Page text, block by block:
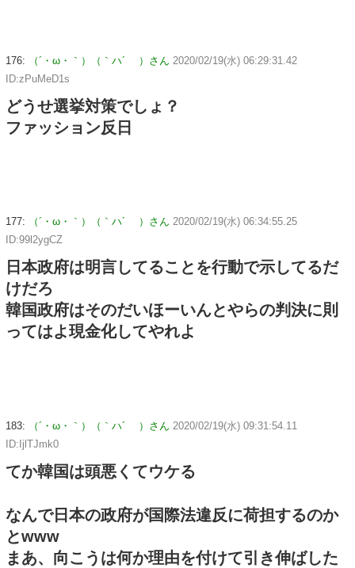
176: （´・ω・｀）（｀ハ´ ）さん 2020/02/19(水) 06:29:31.42
ID:zPuMeD1s
どうせ選挙対策でしょ？
ファッション反日
177: （´・ω・｀）（｀ハ´ ）さん 2020/02/19(水) 06:34:55.25
ID:99l2ygCZ
日本政府は明言してることを行動で示してるだ
けだろ
韓国政府はそのだいほーいんとやらの判決に則
ってはよ現金化してやれよ
183: （´・ω・｀）（｀ハ´ ）さん 2020/02/19(水) 09:31:54.11
ID:IjlTJmk0
てか韓国は頭悪くてウケる
なんで日本の政府が国際法違反に荷担するのか
とwww
まあ、向こうは何か理由を付けて引き伸ばした